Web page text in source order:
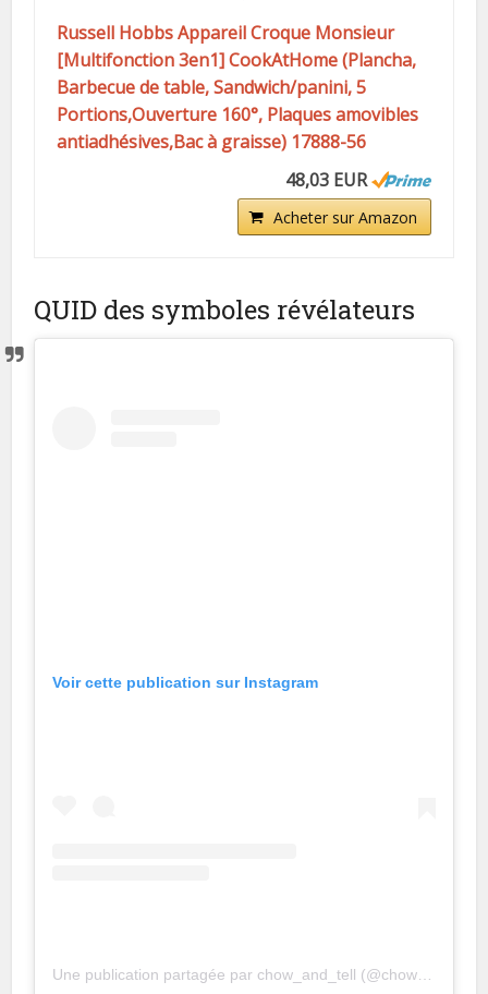
Russell Hobbs Appareil Croque Monsieur
[Multifonction 3en1] CookAtHome (Plancha,
Barbecue de table, Sandwich/panini, 5
Portions,Ouverture 160°, Plaques amovibles
antiadhésives,Bac à graisse) 17888-56
48,03 EUR
Acheter sur Amazon
QUID des symboles révélateurs
Voir cette publication sur Instagram
Une publication partagée par chow_and_tell (@chow_and_tell)